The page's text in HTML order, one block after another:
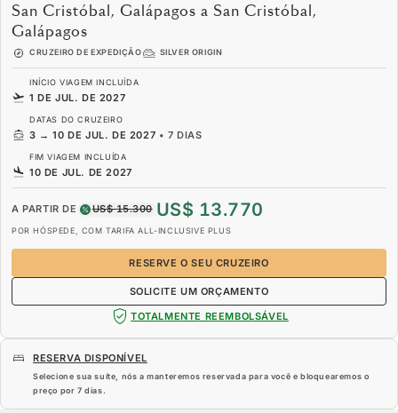
San Cristóbal, Galápagos a San Cristóbal,
Galápagos
CRUZEIRO DE EXPEDIÇÃO SILVER ORIGIN
INÍCIO VIAGEM INCLUÍDA
1 DE JUL. DE 2027
DATAS DO CRUZEIRO
3 → 10 DE JUL. DE 2027 •7 DIAS
FIM VIAGEM INCLUÍDA
10 DE JUL. DE 2027
A PARTIR DE US$ 15.300 US$ 13.770
POR HÓSPEDE, COM TARIFA ALL-INCLUSIVE PLUS
RESERVE O SEU CRUZEIRO
SOLICITE UM ORÇAMENTO
TOTALMENTE REEMBOLSÁVEL
RESERVA DISPONÍVEL
Selecione sua suíte, nós a manteremos reservada para você e bloquearemos o
preço por 7 dias.